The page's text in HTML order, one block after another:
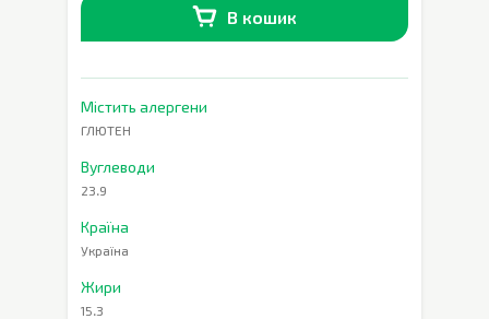
В кошик
Містить алергени
ГЛЮТЕН
Вуглеводи
23.9
Країна
Україна
Жири
15.3